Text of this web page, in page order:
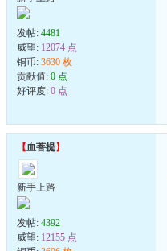
发帖: 4481
威望: 12074 点
铜币: 3630 枚
贡献值: 0 点
好评度: 0 点
【血菩提】
新手上路
发帖: 4392
威望: 12155 点